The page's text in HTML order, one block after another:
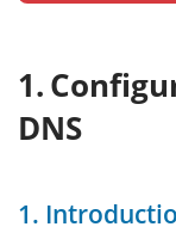
DNS
1.